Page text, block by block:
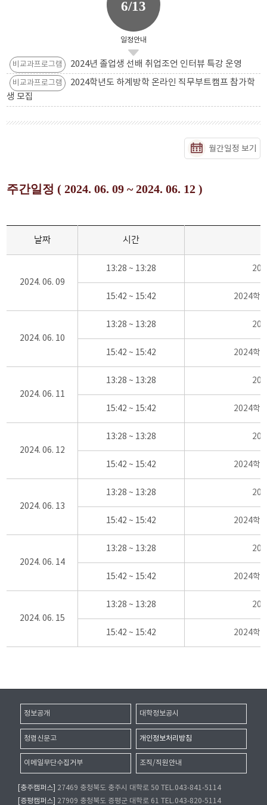
6/13
일정안내
비교과프로그램 2024년 졸업생 선배 취업조언 인터뷰 특강 운영
비교과프로그램
2024학년도 하계방학 온라인 직무부트캠프 참가학
생 모집
월간일정 보기
주간일정 ( 2024. 06. 09 ~ 2024. 06. 12 )
날짜 시간
2024. 06. 09
13:28 ~ 13:28
15:42 ~ 15:42 2024학
2024. 06. 10
13:28 ~ 13:28
15:42 ~ 15:42 2024학
2024. 06. 11
13:28 ~ 13:28
15:42 ~ 15:42 2024학
2024. 06. 12
13:28 ~ 13:28
15:42 ~ 15:42 2024학
2024. 06. 13
13:28 ~ 13:28
15:42 ~ 15:42 2024학
2024. 06. 14
13:28 ~ 13:28
15:42 ~ 15:42 2024학
2024. 06. 15
13:28 ~ 13:28
15:42 ~ 15:42 2024학
정보공개 대학정보공시
청렴신문고 개인정보처리방침
이메일무단수집거부 조직/직원안내
[충주캠퍼스]
27469 충청북도 충주시 대학로 50 TEL.043-841-5114
[증평캠퍼스]
27909 충청북도 증평군 대학로 61 TEL.043-820-5114